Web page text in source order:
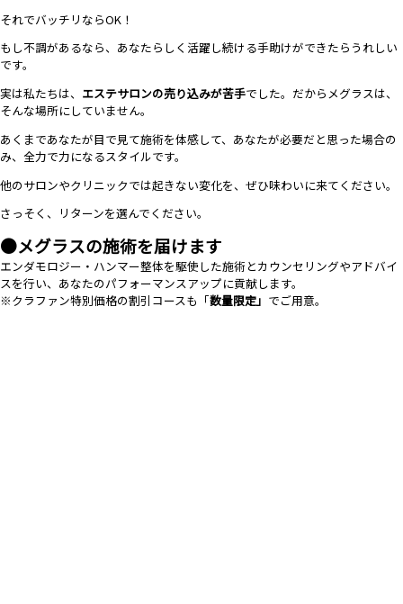
それでバッチリならOK！
もし不調があるなら、あなたらしく活躍し続ける手助けができたらうれしい
です。
実は私たちは、 エステサロンの売り込みが苦手でした。だからメグラスは、
そんな場所にしていません。
あくまであなたが目で見て施術を体感して、あなたが必要だと思った場合の
み、全力で力になるスタイルです。
他のサロンやクリニックでは起きない変化を、ぜひ味わいに来てください。
さっそく、リターンを選んでください。
●メグラスの施術を届けます
エンダモロジー・ハンマー整体を駆使した施術とカウンセリングやアドバイ
スを行い、あなたのパフォーマンスアップに貢献します。
※クラファン特別価格の割引コースも「数量限定」 でご用意。